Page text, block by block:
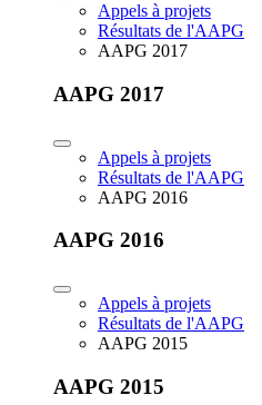
Appels à projets
Résultats de l'AAPG
AAPG 2017
AAPG 2017
Appels à projets
Résultats de l'AAPG
AAPG 2016
AAPG 2016
Appels à projets
Résultats de l'AAPG
AAPG 2015
AAPG 2015